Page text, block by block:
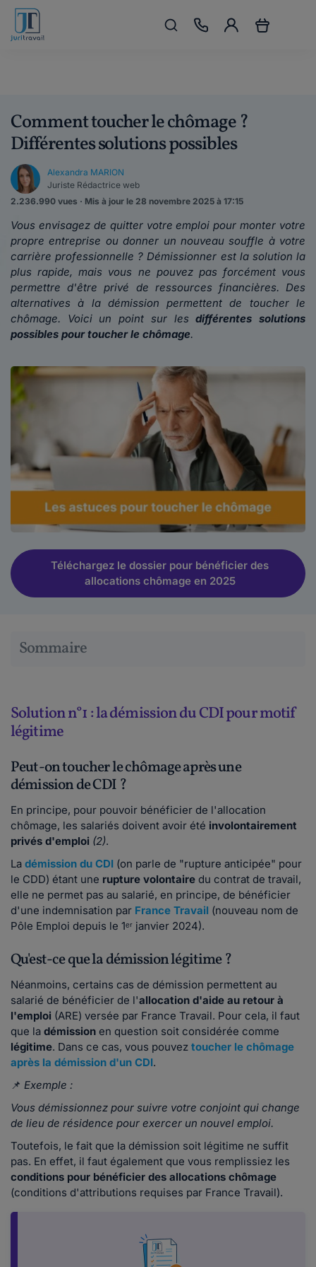
Comment toucher le chômage ?
Différentes solutions possibles
Alexandra MARION
Juriste Rédactrice web
2.236.990 vues · Mis à jour le 28 novembre 2025 à 17:15
Vous envisagez de quitter votre emploi pour monter votre
propre entreprise ou donner un nouveau souffle à votre
carrière professionnelle ? Démissionner est la solution la
plus rapide, mais vous ne pouvez pas forcément vous
permettre d'être privé de ressources financières. Des
alternatives à la démission permettent de toucher le
chômage. Voici un point sur lesdifférentes solutions
possibles pour toucher le chômage.
Téléchargez le dossier pour bénéficier des
allocations chômage en 2025
Sommaire
Solution n°1 : la démission du CDI pour motif
légitime
Peut-on toucher le chômage après une
démission de CDI ?
En principe, pour pouvoir bénéficier de l'allocation
chômage, les salariés doivent avoir été involontairement
privés d'emploi (2).
La démission du CDI (on parle de "rupture anticipée" pour
le CDD) étant une rupture volontaire du contrat de travail,
elle ne permet pas au salarié, en principe, de bénéficier
d'une indemnisation par France Travail (nouveau nom de
Pôle Emploi depuis le 1ᵉʳ janvier 2024).
Qu'est-ce que la démission légitime ?
Néanmoins, certains cas de démission permettent au
salarié de bénéficier de l'allocation d'aide au retour à
l'emploi (ARE) versée par France Travail. Pour cela, il faut
que la démission en question soit considérée comme
légitime. Dans ce cas, vous pouvez toucher le chômage
après la démission d'un CDI.
📌 Exemple :
Vous démissionnez pour suivre votre conjoint qui change
de lieu de résidence pour exercer un nouvel emploi.
Toutefois, le fait que la démission soit légitime ne suffit
pas. En effet, il faut également que vous remplissiez les
conditions pour bénéficier des allocations chômage
(conditions d'attributions requises par France Travail).